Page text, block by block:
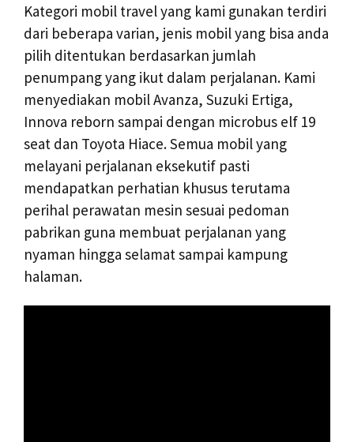
Kategori mobil travel yang kami gunakan terdiri
dari beberapa varian, jenis mobil yang bisa anda
pilih ditentukan berdasarkan jumlah
penumpang yang ikut dalam perjalanan. Kami
menyediakan mobil Avanza, Suzuki Ertiga,
Innova reborn sampai dengan microbus elf 19
seat dan Toyota Hiace. Semua mobil yang
melayani perjalanan eksekutif pasti
mendapatkan perhatian khusus terutama
perihal perawatan mesin sesuai pedoman
pabrikan guna membuat perjalanan yang
nyaman hingga selamat sampai kampung
halaman.